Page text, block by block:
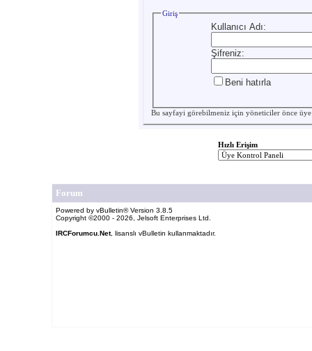
Giriş
Kullanıcı Adı:
Şifreniz:
Beni hatırla
Bu sayfayi görebilmeniz için yöneticiler önce üye
Hızlı Erişim
Forum
Powered by vBulletin® Version 3.8.5
Copyright ©2000 - 2026, Jelsoft Enterprises Ltd.
IRCForumcu.Net, lisanslı vBulletin kullanmaktadır.